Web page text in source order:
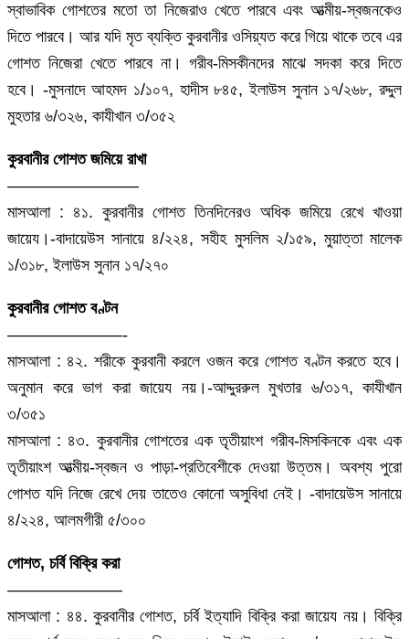
স্বাভাবিক গোশতের মতো তা নিজেরাও খেতে পারবে এবং আত্মীয়-স্বজনকেও
দিতে পারবে। আর যদি মৃত ব্যক্তি কুরবানীর ওসিয়্যত করে গিয়ে থাকে তবে এর
গোশত নিজেরা খেতে পারবে না। গরীব-মিসকীনদের মাঝে সদকা করে দিতে
হবে। -মুসনাদে আহমদ ১/১০৭, হাদীস ৮৪৫, ইলাউস সুনান ১৭/২৬৮, রদ্দুল
মুহতার ৬/৩২৬, কাযীখান ৩/৩৫২
কুরবানীর গোশত জমিয়ে রাখা
————————
মাসআলা : ৪১. কুরবানীর গোশত তিনদিনেরও অধিক জমিয়ে রেখে খাওয়া
জায়েয।-বাদায়েউস সানায়ে ৪/২২৪, সহীহ মুসলিম ২/১৫৯, মুয়াত্তা মালেক
১/৩১৮, ইলাউস সুনান ১৭/২৭০
কুরবানীর গোশত বণ্টন
———————-
মাসআলা : ৪২. শরীকে কুরবানী করলে ওজন করে গোশত বণ্টন করতে হবে।
অনুমান করে ভাগ করা জায়েয নয়।-আদ্দুররুল মুখতার ৬/৩১৭, কাযীখান
৩/৩৫১
মাসআলা : ৪৩. কুরবানীর গোশতের এক তৃতীয়াংশ গরীব-মিসকিনকে এবং এক
তৃতীয়াংশ আত্মীয়-স্বজন ও পাড়া-প্রতিবেশীকে দেওয়া উত্তম। অবশ্য পুরো
গোশত যদি নিজে রেখে দেয় তাতেও কোনো অসুবিধা নেই। -বাদায়েউস সানায়ে
৪/২২৪, আলমগীরী ৫/৩০০
গোশত, চর্বি বিক্রি করা
———————
মাসআলা : ৪৪. কুরবানীর গোশত, চর্বি ইত্যাদি বিক্রি করা জায়েয নয়। বিক্রি